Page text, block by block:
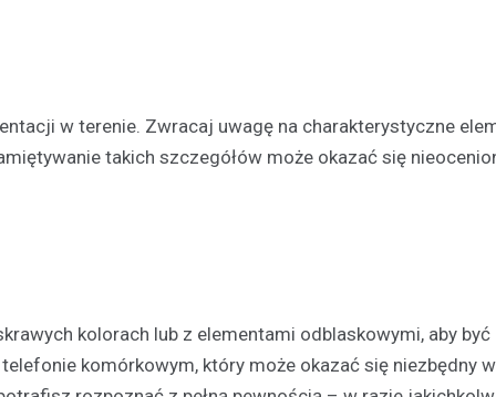
w terenie. Zwracaj uwagę na charakterystyczne
takich szczegółów może okazać się
kolorach lub z elementami odblaskowymi, aby
komórkowym, który może okazać się niezbędny w
swoją drugą połówkę na
randkę i nie…